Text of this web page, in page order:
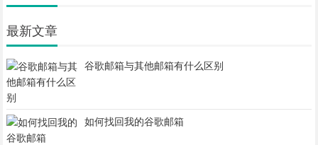
最新文章
谷歌邮箱与其他邮箱有什么区别
如何找回我的谷歌邮箱